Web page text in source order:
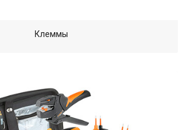
Клеммы